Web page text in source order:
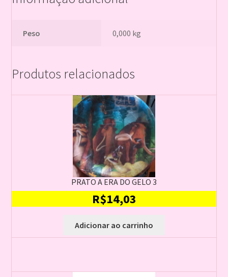
Peso 0,000 kg
Produtos relacionados
PRATO A ERA DO GELO 3
R$14,03
Adicionar ao carrinho